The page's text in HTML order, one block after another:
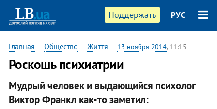
Поддержать РУС
Главная — Общество — Життя — 13 ноября 2014, 11:15
Роскошь психиатрии
Мудрый человек и выдающийся психолог
Виктор Франкл как-то заметил: